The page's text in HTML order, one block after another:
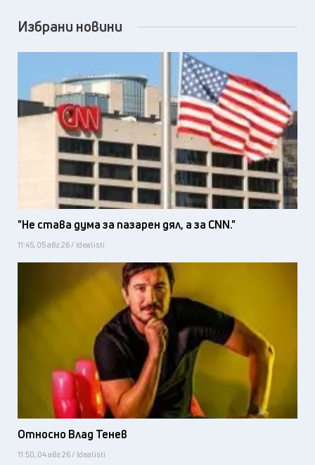
Избрани новини
"Не става дума за пазарен дял, а за CNN."
11:45, 05 авг 26 / Idealisti
Относно Влад Тенев
11:50, 04 авг 26 / Idealisti